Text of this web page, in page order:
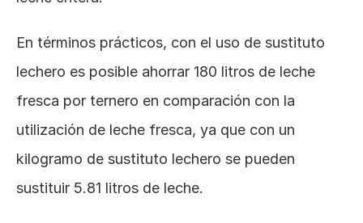
En términos prácticos, con el uso de sustituto
lechero es posible ahorrar 180 litros de leche
fresca por ternero en comparación con la
utilización de leche fresca, ya que con un
kilogramo de sustituto lechero se pueden
sustituir 5.81 litros de leche.